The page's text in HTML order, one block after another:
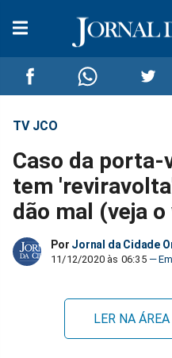
Compartilhar
no
Facebook
no
Whatsapp
no
TV JCO
Caso da porta-
tem
dão mal (veja
Por Jornal da Cidade
11/12/2020 às 06:35
LER NA